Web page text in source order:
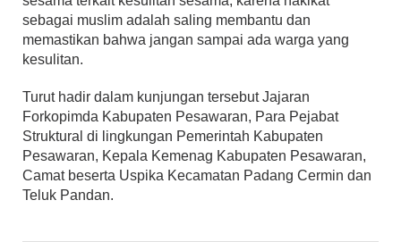
sebagai muslim adalah saling membantu dan
memastikan bahwa jangan sampai ada warga yang
kesulitan.
Turut hadir dalam kunjungan tersebut Jajaran
Forkopimda Kabupaten Pesawaran, Para Pejabat
Struktural di lingkungan Pemerintah Kabupaten
Pesawaran, Kepala Kemenag Kabupaten Pesawaran,
Camat beserta Uspika Kecamatan Padang Cermin dan
Teluk Pandan.